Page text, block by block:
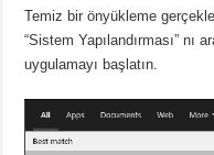
Temiz bir önyükleme
“Sistem Yapılandırması” nı
uygulamayı başlatın.